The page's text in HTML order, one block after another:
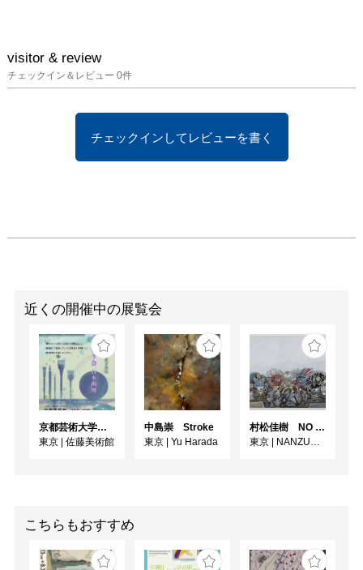
visitor & review
チェックイン＆レビュー 0件
チェックインしてレビューを書く
近くの開催中の展覧会
京都芸術大学通信教育課程 ゆうゆう会日本画展
東京
佐藤美術館
中島崇 Stroke
東京
Yu Harada
村松佳樹 NO SEQUENCE
東京
NANZUKA UNDERGROUND
こちらもおすすめ